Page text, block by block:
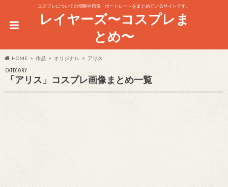
コスプレについての情報や画像・ポートレートをまとめているサイトです。
レイヤーズ〜コスプレま
とめ〜
HOME 作品 オリジナル アリス
CATEGORY
「アリス」コスプレ画像まとめ一覧